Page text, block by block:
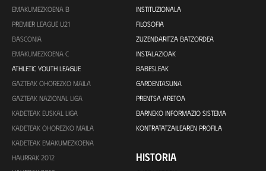
EMAKUMEZKOENA B
PREMIER LEAGUE U21
BASCONIA
EMAKUMEZKOENA C
ATHLETIC YOUTH LEAGUE
GAZTEAK OHOREZKO MAILA
GAZTEAK NAZIONAL LIGA
KADETEAK EUSKAL LIGA
KADETEAK OHOREZKO MAILA
KADETEAK EMAKUMEZKOENA
HAURRAK 2012
INSTITUZIONALA
FILOSOFIA
ZUZENDARITZA BATZORDEA
INSTALAZIOAK
BABESLEAK
GARDENTASUNA
PRENTSA ARETOA
BARNEKO INFORMAZIO SISTEMA
KONTRATATZAILEAREN PROFILA
HISTORIA